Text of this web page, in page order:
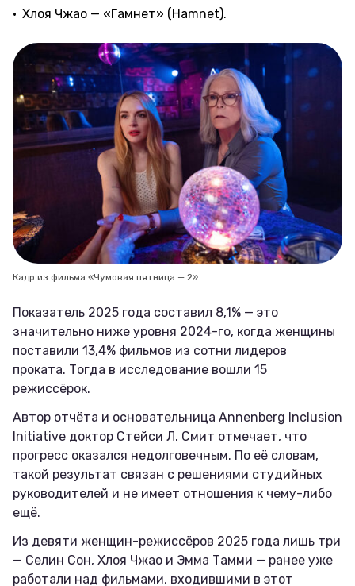
Хлоя Чжао — «Гамнет» (Hamnet).
Кадр из фильма «Чумовая пятница — 2»
Показатель 2025 года составил 8,1% — это
значительно ниже уровня 2024-го, когда женщины
поставили 13,4% фильмов из сотни лидеров
проката. Тогда в исследование вошли 15
режиссёрок.
Автор отчёта и основательница Annenberg Inclusion
Initiative доктор Стейси Л. Смит отмечает, что
прогресс оказался недолговечным. По её словам,
такой результат связан с решениями студийных
руководителей и не имеет отношения к чему-либо
ещё.
Из девяти женщин-режиссёров 2025 года лишь три
— Селин Сон, Хлоя Чжао и Эмма Тамми — ранее уже
работали над фильмами, входившими в этот